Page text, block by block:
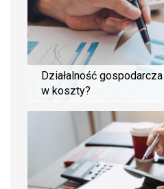
Działalność
w koszty?